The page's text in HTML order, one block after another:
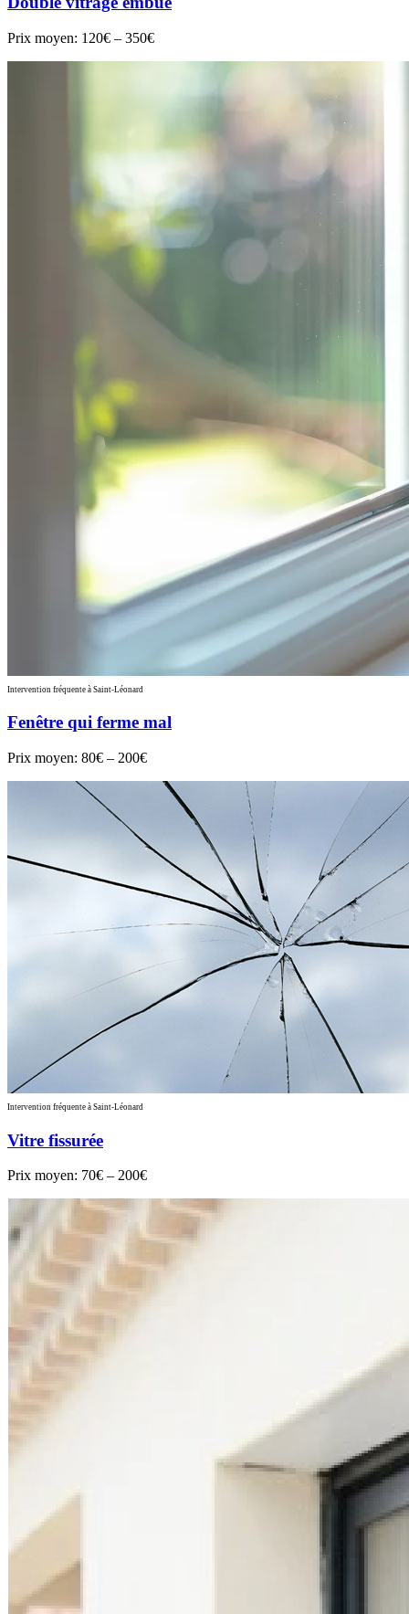
Prix moyen: 120€ – 350€
Intervention fréquente à Saint-Léonard
Fenêtre qui ferme mal
Prix moyen: 80€ – 200€
Intervention fréquente à Saint-Léonard
Vitre fissurée
Prix moyen: 70€ – 200€